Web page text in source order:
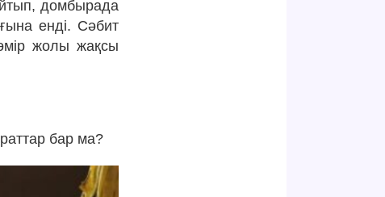
домбырада
енді. Сәбит
жолы жақсы
бар ма?